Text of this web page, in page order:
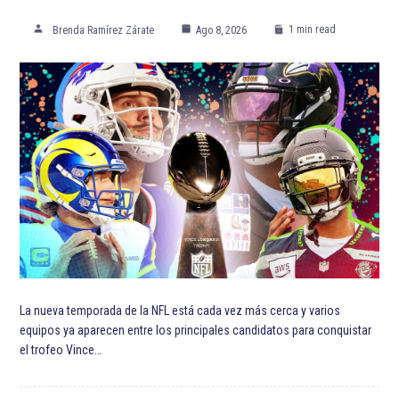
Brenda Ramírez Zárate Ago 8, 2026 1 min read
La nueva temporada de la NFL está cada vez más cerca y varios
equipos ya aparecen entre los principales candidatos para conquistar
el trofeo Vince…